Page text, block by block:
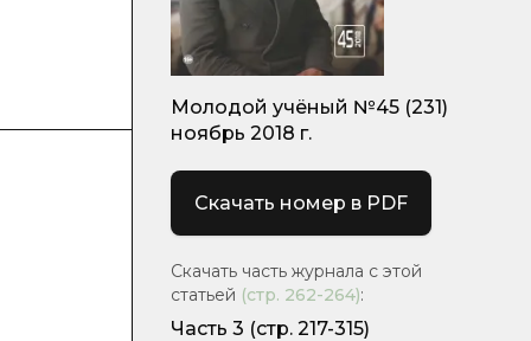
Молодой учёный №45 (231)
ноябрь 2018 г.
Скачать номер в PDF
Скачать часть журнала с этой
статьей (стр. 262-264):
Часть 3 (стр. 217-315)